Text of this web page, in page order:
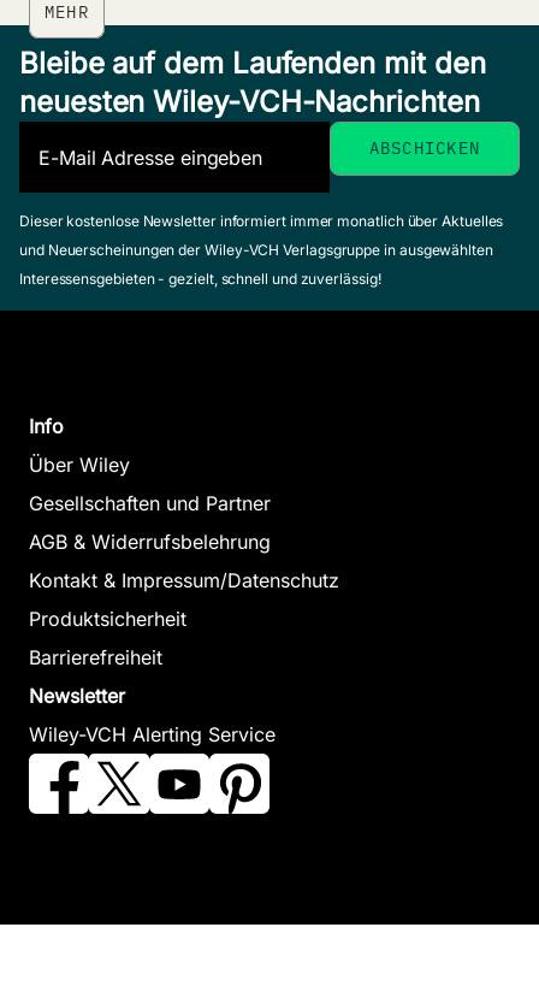
MEHR
Bleibe auf dem Laufenden mit den
neuesten Wiley-VCH-Nachrichten
Dieser kostenlose Newsletter informiert immer monatlich über Aktuelles
und Neuerscheinungen der Wiley-VCH Verlagsgruppe in ausgewählten
Interessensgebieten - gezielt, schnell und zuverlässig!
Info
Über Wiley
Gesellschaften und Partner
AGB & Widerrufsbelehrung
Kontakt & Impressum/Datenschutz
Produktsicherheit
Barrierefreiheit
Newsletter
Wiley-VCH Alerting Service